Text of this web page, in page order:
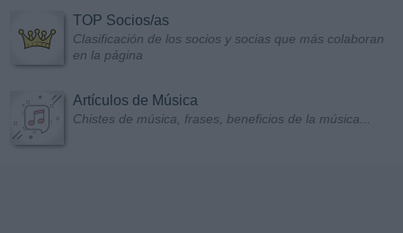
TOP Socios/as
Clasificación de los socios y socias que más colaboran
en la página
Artículos de Música
Chistes de música, frases, beneficios de la música...